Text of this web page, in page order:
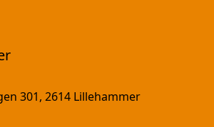
301, 2614 Lillehammer